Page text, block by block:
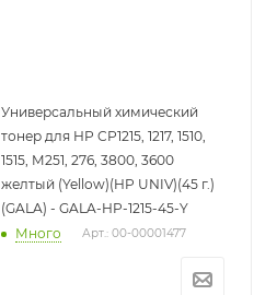
Универсальный химический
тонер для HP CP1215, 1217, 1510,
1515, M251, 276, 3800, 3600
желтый (Yellow)(HP UNIV)(45 г.)
(GALA) - GALA-HP-1215-45-Y
Много
Арт.: 00-00001477